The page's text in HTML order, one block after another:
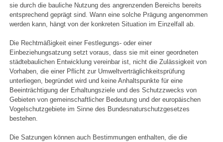
sie durch die bauliche Nutzung des angrenzenden Bereichs bereits
entsprechend geprägt sind. Wann eine solche Prägung angenommen
werden kann, hängt von der konkreten Situation im Einzelfall ab.
Die Rechtmäßigkeit einer Festlegungs- oder einer
Einbeziehungsatzung setzt voraus, dass sie mit einer geordneten
städtebaulichen Entwicklung vereinbar ist, nicht die Zulässigkeit von
Vorhaben, die einer Pflicht zur Umweltverträglichkeitsprüfung
unterliegen, begründet wird und keine Anhaltspunkte für eine
Beeinträchtigung der Erhaltungsziele und des Schutzzwecks von
Gebieten von gemeinschaftlicher Bedeutung und der europäischen
Vogelschutzgebiete im Sinne des Bundesnaturschutzgesetzes
bestehen.
Die Satzungen können auch Bestimmungen enthalten, die die